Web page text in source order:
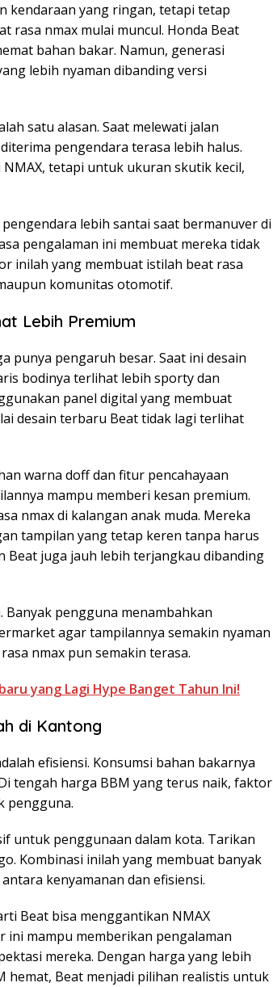
kendaraan yang ringan, tetapi tetap
rasa nmax mulai muncul. Honda Beat
bahan bakar. Namun, generasi
lebih nyaman dibanding versi
satu alasan. Saat melewati jalan
pengendara terasa lebih halus.
tetapi untuk ukuran skutik kecil,
lebih santai saat bermanuver di
pengalaman ini membuat mereka tidak
inilah yang membuat istilah beat rasa
komunitas otomotif.
Lebih Premium
punya pengaruh besar. Saat ini desain
bodinya terlihat lebih sporty dan
panel digital yang membuat
desain terbaru Beat tidak lagi terlihat
warna doff dan fitur pencahayaan
mampu memberi kesan premium.
nmax di kalangan anak muda. Mereka
tampilan yang tetap keren tanpa harus
Beat juga jauh lebih terjangkau dibanding
pengguna menambahkan
agar tampilannya semakin nyaman
nmax pun semakin terasa.
yang Lagi Hype Banget Tahun Ini!
di Kantong
efisiensi. Konsumsi bahan bakarnya
tengah harga BBM yang terus naik, faktor
pengguna.
untuk penggunaan dalam kota. Tarikan
Kombinasi inilah yang membuat banyak
kenyamanan dan efisiensi.
Beat bisa menggantikan NMAX
ini mampu memberikan pengalaman
mereka. Dengan harga yang lebih
hemat, Beat menjadi pilihan realistis untuk